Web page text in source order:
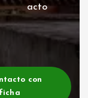
acto
con